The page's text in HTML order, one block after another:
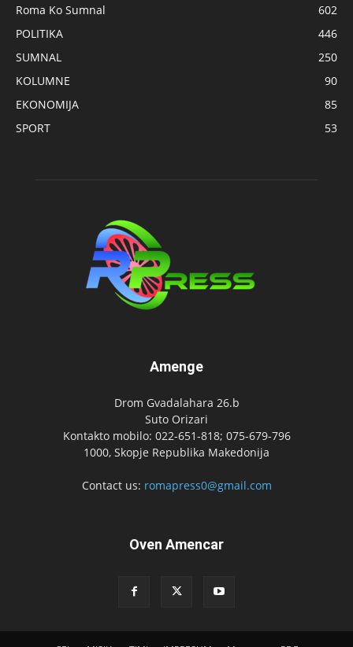
Roma Ko Sumnal
602
POLITIKA
446
SUMNAL
250
KOLUMNE
90
EKONOMIJA
85
SPORT
53
Amenge
Drom Gvadalahara 26.b
Suto Orizari
Kontakto mobilo: 022-651-818; 075-679-796
1000, Skopje Republika Makedonija
Contact us: romapress0@gmail.com
Oven Amencar